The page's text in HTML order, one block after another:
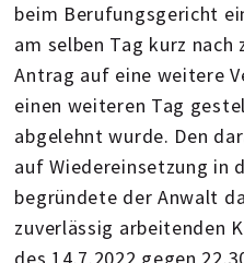
beim Berufungsgericht
am selben Tag kurz nach
Antrag auf eine weitere
einen weiteren Tag
abgelehnt wurde. Den
auf Wiedereinsetzung in
begründete der Anwalt
zuverlässig arbeitenden